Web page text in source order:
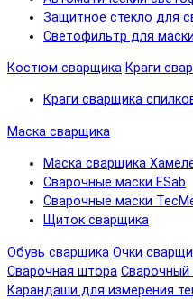
Защитное стекло для
Светофильтр для
Костюм сварщика Краги
Краги сварщика
Маска сварщика
Маска сварщика
Сварочные маски ESab
Сварочные маски
Щиток сварщика
Обувь сварщика Очки
Сварочная штора Сварочный
Карандаши для измерения